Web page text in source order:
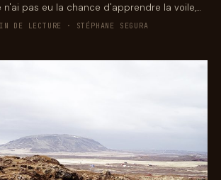
n'ai pas eu la chance d'apprendre la voile,…
LECTURE · STÉPHANE SEGURA